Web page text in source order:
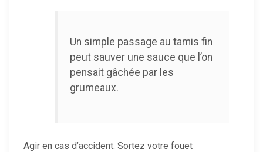
Un simple passage au tamis fin
peut sauver une sauce que l’on
pensait gâchée par les
grumeaux.
Agir en cas d’accident. Sortez votre fouet